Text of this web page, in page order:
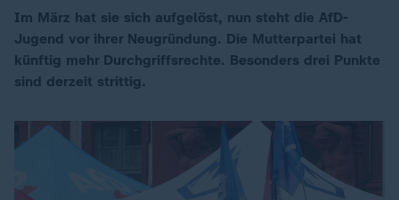
Im März hat sie sich aufgelöst, nun steht die AfD-
Jugend vor ihrer Neugründung. Die Mutterpartei hat
künftig mehr Durchgriffsrechte. Besonders drei Punkte
sind derzeit strittig.